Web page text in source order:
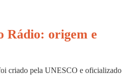
Rádio: origem e
criado pela UNESCO e oficializado